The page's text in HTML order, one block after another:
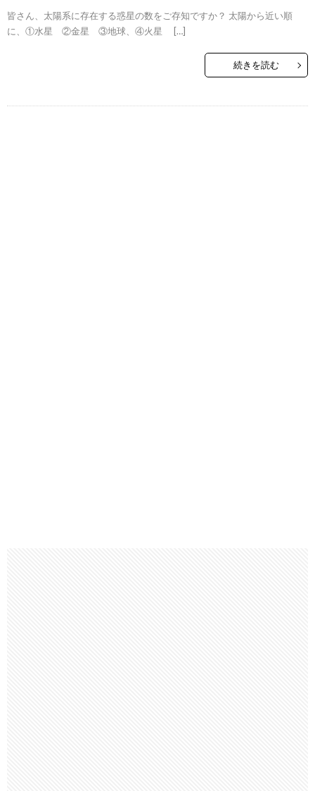
皆さん、太陽系に存在する惑星の数をご存知ですか？ 太陽から近い順
に、①水星 ②金星 ③地球、④火星 […]
続きを読む